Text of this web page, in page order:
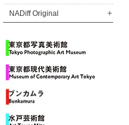
NADiff Original